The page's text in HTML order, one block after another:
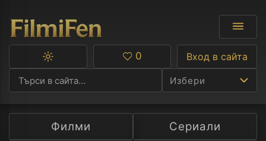
Избери
Ф
Превключване
тъмна
тема
Любими
0 Вход в сайта
Филми
Сериали